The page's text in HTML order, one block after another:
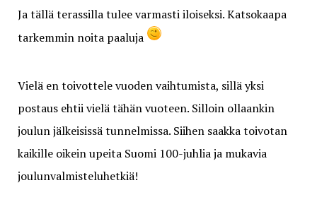
Ja tällä terassilla tulee varmasti iloiseksi. Katsokaapa
tarkemmin noita paaluja
Vielä en toivottele vuoden vaihtumista, sillä yksi
postaus ehtii vielä tähän vuoteen. Silloin ollaankin
joulun jälkeisissä tunnelmissa. Siihen saakka toivotan
kaikille oikein upeita Suomi 100-juhlia ja mukavia
joulunvalmisteluhetkiä!